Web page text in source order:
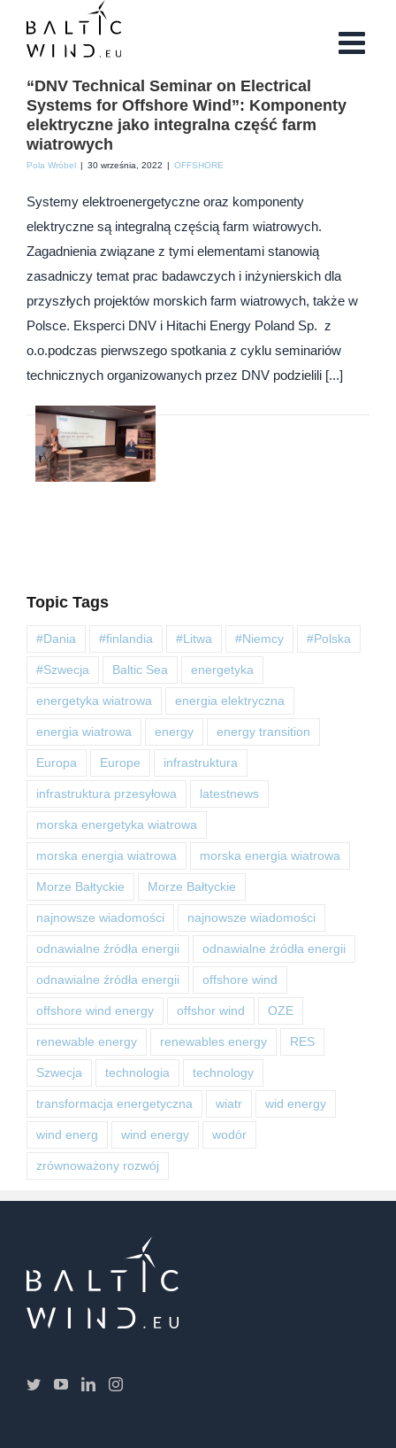
zawartości
“DNV Technical Seminar on Electrical
Systems for Offshore Wind”: Komponenty
elektryczne jako integralna część farm
wiatrowych
Pola Wróbel | 30 września, 2022 | OFFSHORE
Systemy elektroenergetyczne oraz komponenty
elektryczne są integralną częścią farm wiatrowych.
Zagadnienia związane z tymi elementami stanowią
zasadniczy temat prac badawczych i inżynierskich dla
przyszłych projektów morskich farm wiatrowych, także w
Polsce. Eksperci DNV i Hitachi Energy Poland Sp. z
o.o.podczas pierwszego spotkania z cyklu seminariów
technicznych organizowanych przez DNV podzielili [...]
Topic Tags
#Dania #finlandia #Litwa #Niemcy #Polska
#Szwecja Baltic Sea energetyka
energetyka wiatrowa energia elektryczna
energia wiatrowa energy energy transition
Europa Europe infrastruktura
infrastruktura przesyłowa latestnews
morska energetyka wiatrowa
morska energia wiatrowa morska energia wiatrowa
Morze Bałtyckie Morze Bałtyckie
najnowsze wiadomości najnowsze wiadomości
odnawialne źródła energii odnawialne źródła energii
odnawialne źródła energii offshore wind
offshore wind energy offshor wind OZE
renewable energy renewables energy RES
Szwecja technologia technology
transformacja energetyczna wiatr wid energy
wind energ wind energy wodór
zrównoważony rozwój